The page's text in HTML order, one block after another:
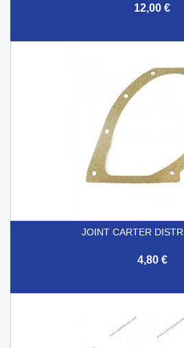
12,00 €
JOINT CARTER
4,80 €